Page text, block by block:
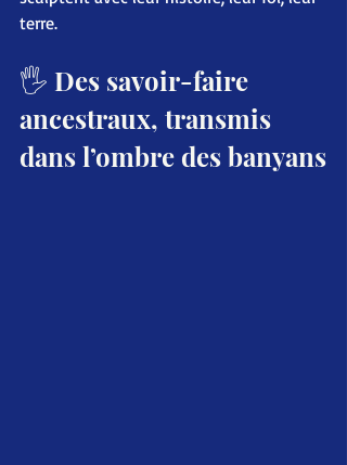
terre.
🖐️ Des savoir-faire
ancestraux, transmis
dans l’ombre des banyans